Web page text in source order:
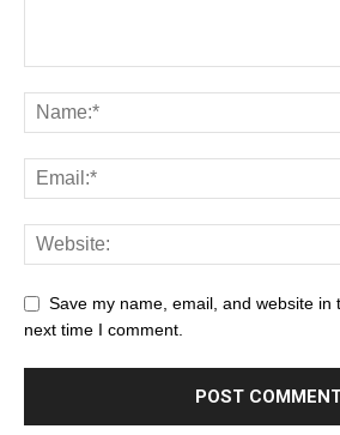
Save my name, email, and website in
next time I comment.